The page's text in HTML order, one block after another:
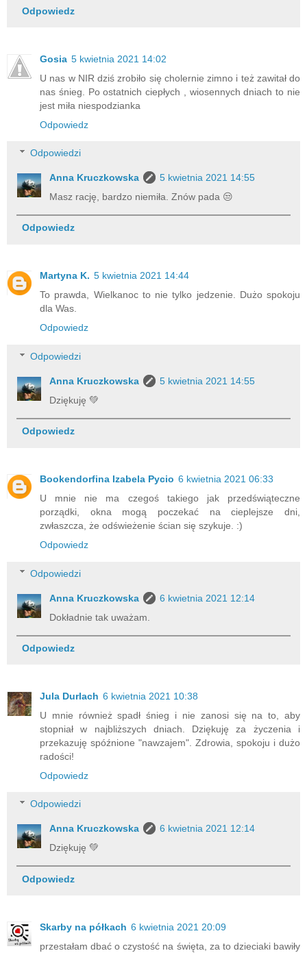
Odpowiedz
Gosia 5 kwietnia 2021 14:02
U nas w NIR dziś zrobiło się cholernie zimno i też zawitał do
nas śnieg. Po ostatnich ciepłych , wiosennych dniach to nie
jest miła niespodzianka
Odpowiedz
Odpowiedzi
Anna Kruczkowska
5 kwietnia 2021 14:55
Masz rację, bardzo niemiła. Znów pada 😒
Odpowiedz
Martyna K. 5 kwietnia 2021 14:44
To prawda, Wielkanoc to nie tylko jedzenie. Dużo spokoju
dla Was.
Odpowiedz
Odpowiedzi
Anna Kruczkowska
5 kwietnia 2021 14:55
Dziękuję 💚
Odpowiedz
Bookendorfina Izabela Pycio 6 kwietnia 2021 06:33
U mnie nie ma czegoś takiego jak przedświąteczne
porządki, okna mogą poczekać na cieplejsze dni,
zwłaszcza, że odświeżenie ścian się szykuje. :)
Odpowiedz
Odpowiedzi
Anna Kruczkowska
6 kwietnia 2021 12:14
Dokładnie tak uważam.
Odpowiedz
Jula Durlach 6 kwietnia 2021 10:38
U mnie również spadł śnieg i nie zanosi się na to, aby
stopniał w najbliższych dniach. Dziękuję za życzenia i
przekazuję spóźnione "nawzajem". Zdrowia, spokoju i dużo
radości!
Odpowiedz
Odpowiedzi
Anna Kruczkowska
6 kwietnia 2021 12:14
Dziękuję 💚
Odpowiedz
Skarby na półkach 6 kwietnia 2021 20:09
przestałam dbać o czystość na święta, za to dzieciaki bawiły